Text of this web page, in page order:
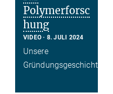
Polymerforsc
hung
VIDEO 8. JULI 2024
Unsere
Gründungsgeschichte